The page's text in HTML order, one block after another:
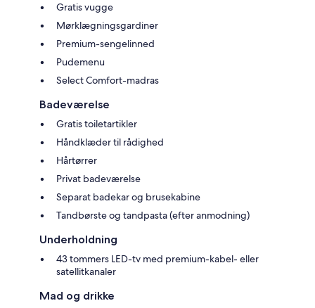
Gratis vugge
Mørklægningsgardiner
Premium-sengelinned
Pudemenu
Select Comfort-madras
Badeværelse
Gratis toiletartikler
Håndklæder til rådighed
Hårtørrer
Privat badeværelse
Separat badekar og brusekabine
Tandbørste og tandpasta (efter anmodning)
Underholdning
43 tommers LED-tv med premium-kabel- eller
satellitkanaler
Mad og drikke